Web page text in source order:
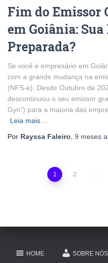
Fim do Emissor
em Goiânia:
Preparada?
Se você é empresário em
com a grande mudança na
(NFS-e). Desde Outubro de
descontinuou o seu emissor
Gyn”) para a maioria das
Leia mais…
Por Rayssa Faleiro 9 meses
Paginação
posts
1 2
HOME SOBRE NÓS